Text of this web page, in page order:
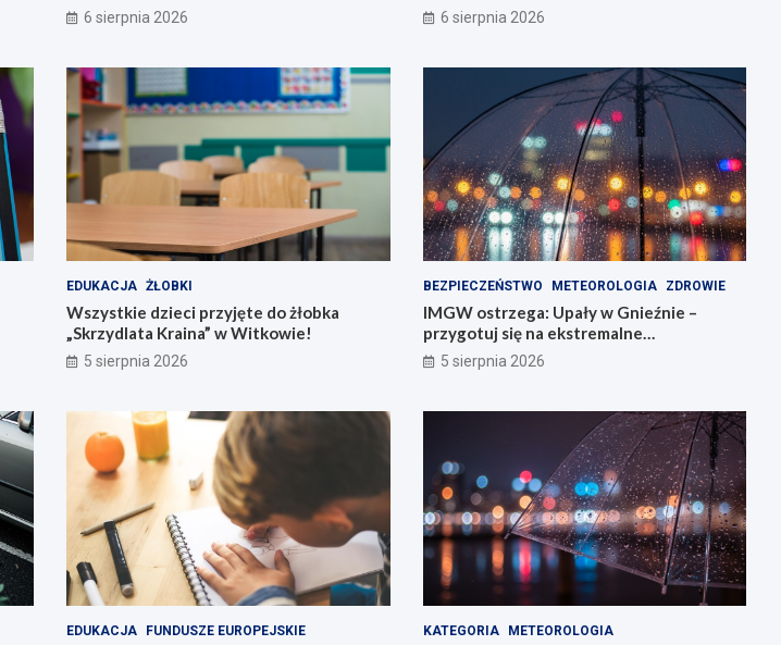
6 sierpnia 2026 6 sierpnia 2026
EDUKACJA ŻŁOBKI
Wszystkie dzieci przyjęte do żłobka
„Skrzydlata Kraina” w Witkowie!
5 sierpnia 2026
BEZPIECZEŃSTWO METEOROLOGIA ZDROWIE
IMGW ostrzega: Upały w Gnieźnie –
przygotuj się na ekstremalne
temperatury!
5 sierpnia 2026
EDUKACJA FUNDUSZE EUROPEJSKIE KATEGORIA METEOROLOGIA